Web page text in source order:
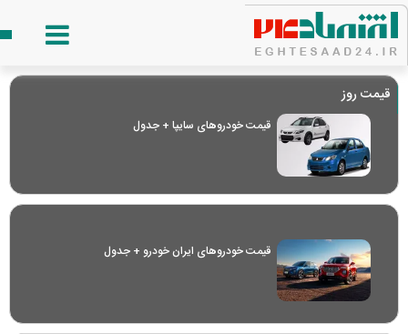
قیمت روز
قیمت خودرو‌های سایپا + جدول
قیمت خودرو‌های ایران خودرو + جدول